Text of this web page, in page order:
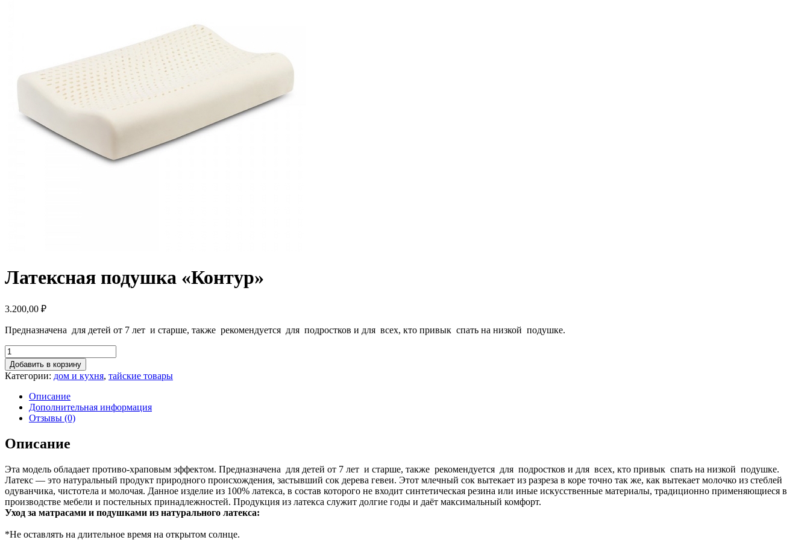
Латексная подушка «Контур»
3.200,00 ₽
Предназначена для детей от 7 лет и старше, также рекомендуется для подростков и для всех, кто привык спать на низкой подушке.
Добавить в корзину
Категории: дом и кухня, тайские товары
Описание
Дополнительная информация
Отзывы (0)
Описание
Эта модель обладает противо-храповым эффектом. Предназначена для детей от 7 лет и старше, также рекомендуется для подростков и для всех, кто привык спать на низкой подушке.
Латекс — это натуральный продукт природного происхождения, застывший сок дерева гевеи. Этот млечный сок вытекает из разреза в коре точно так же, как вытекает молочко из стеблей
одуванчика, чистотела и молочая. Данное изделие из 100% латекса, в состав которого не входит синтетическая резина или иные искусственные материалы, традиционно применяющиеся в
производстве мебели и постельных принадлежностей. Продукция из латекса служит долгие годы и даёт максимальный комфорт.
Уход за матрасами и подушками из натурального латекса:
*Не оставлять на длительное время на открытом солнце.